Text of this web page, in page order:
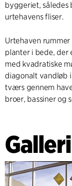
byggeriet, således
urtehavens fliser.
Urtehaven
planter i bede, der
med kvadratiske
diagonalt vandløb
tværs gennem
broer, bassiner og
Galleri